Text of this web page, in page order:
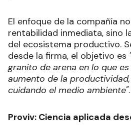
El enfoque de la compañía
rentabilidad inmediata, sino
del ecosistema productivo.
desde la firma, el objetivo es
granito de arena en lo que
aumento de la
cuidando el medio ambiente".
Proviv: Ciencia aplicada